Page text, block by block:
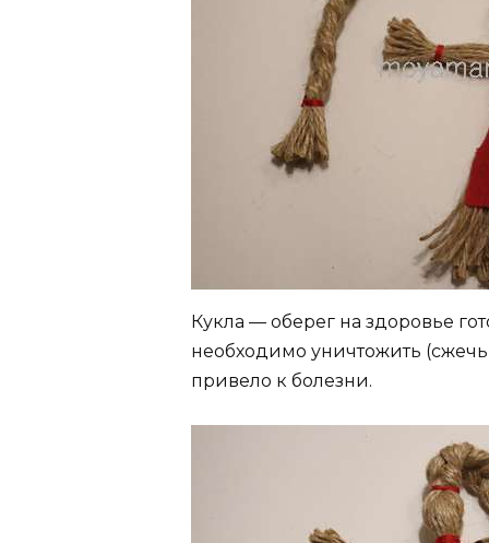
Кукла — оберег на здоровье
необходимо уничтожить
привело к болезни.